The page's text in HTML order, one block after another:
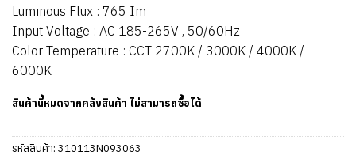
Luminous Flux : 765 Im
Input Voltage : AC 185-265V , 50/60Hz
Color Temperature : CCT 2700K / 3000K / 4000K /
6000K
สินค้านี้หมดจากคลังสินค้า ไม่สามารถซื้อได้
รหัสสินค้า: 310113N093063